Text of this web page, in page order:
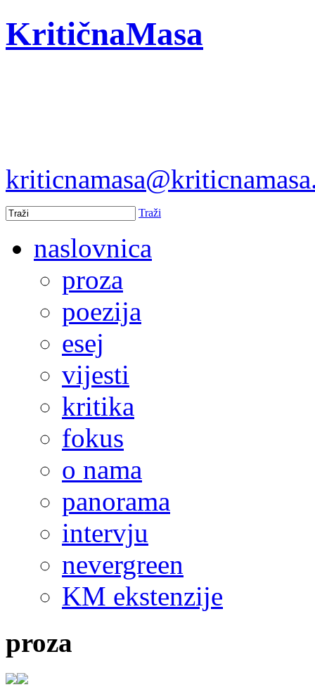
KritičnaMasa
Traži
naslovnica
proza
poezija
esej
vijesti
kritika
fokus
o nama
panorama
intervju
nevergreen
KM ekstenzije
proza